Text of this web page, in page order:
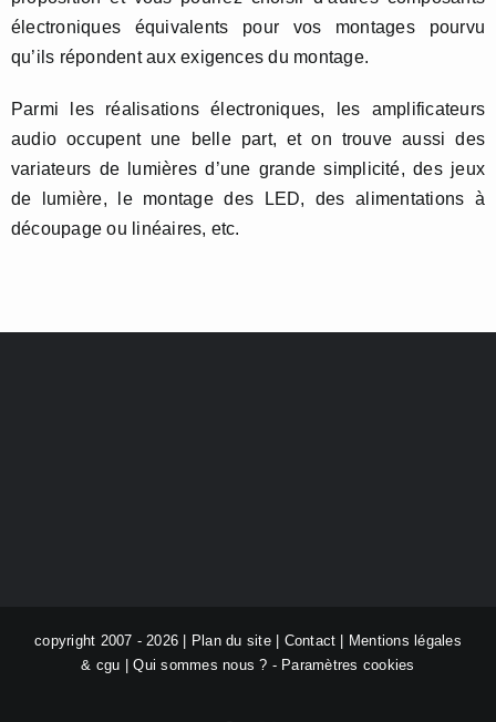
électroniques équivalents pour vos montages pourvu
qu’ils répondent aux exigences du montage.
Parmi les réalisations électroniques, les amplificateurs
audio occupent une belle part, et on trouve aussi des
variateurs de lumières d’une grande simplicité, des jeux
de lumière, le montage des LED, des alimentations à
découpage ou linéaires, etc.
copyright 2007 - 2026 | Plan du site| Contact
Mentions légales
& cgu |Qui sommes nous ? - Paramètres cookies